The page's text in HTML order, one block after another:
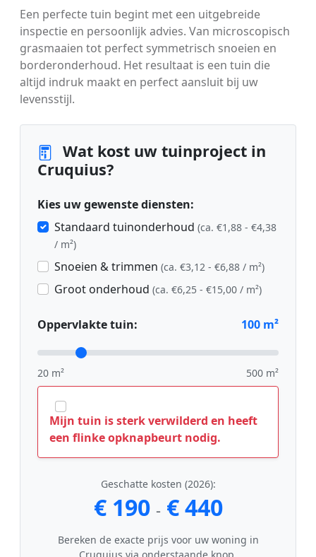
Een perfecte tuin begint met een uitgebreide
inspectie en persoonlijk advies. Van microscopisch
grasmaaien tot perfect symmetrisch snoeien en
borderonderhoud. Het resultaat is een tuin die
altijd indruk maakt en perfect aansluit bij uw
levensstijl.
Wat kost uw tuinproject in
Cruquius?
Kies uw gewenste diensten:
Standaard tuinonderhoud (ca. €1,88 - €4,38
/ m²)
Snoeien & trimmen (ca. €3,12 - €6,88 / m²)
Groot onderhoud (ca. €6,25 - €15,00 / m²)
Oppervlakte tuin: 100 m²
20 m² 500 m²
Mijn tuin is sterk verwilderd en heeft
een flinke opknapbeurt nodig.
Geschatte kosten (2026):
€ 190 - € 440
Bereken de exacte prijs voor uw woning in